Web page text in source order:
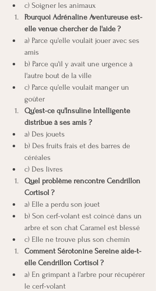
c) Soigner les animaux
Pourquoi Adrénaline Aventureuse est-
elle venue chercher de l'aide ?
a) Parce qu'elle voulait jouer avec ses
amis
b) Parce qu'il y avait une urgence à
l'autre bout de la ville
c) Parce qu'elle voulait manger un
goûter
Qu'est-ce qu'Insuline Intelligente
distribue à ses amis ?
a) Des jouets
b) Des fruits frais et des barres de
céréales
c) Des livres
Quel problème rencontre Cendrillon
Cortisol ?
a) Elle a perdu son jouet
b) Son cerf-volant est coincé dans un
arbre et son chat Caramel est blessé
c) Elle ne trouve plus son chemin
Comment Sérotonine Sereine aide-t-
elle Cendrillon Cortisol ?
a) En grimpant à l'arbre pour récupérer
le cerf-volant